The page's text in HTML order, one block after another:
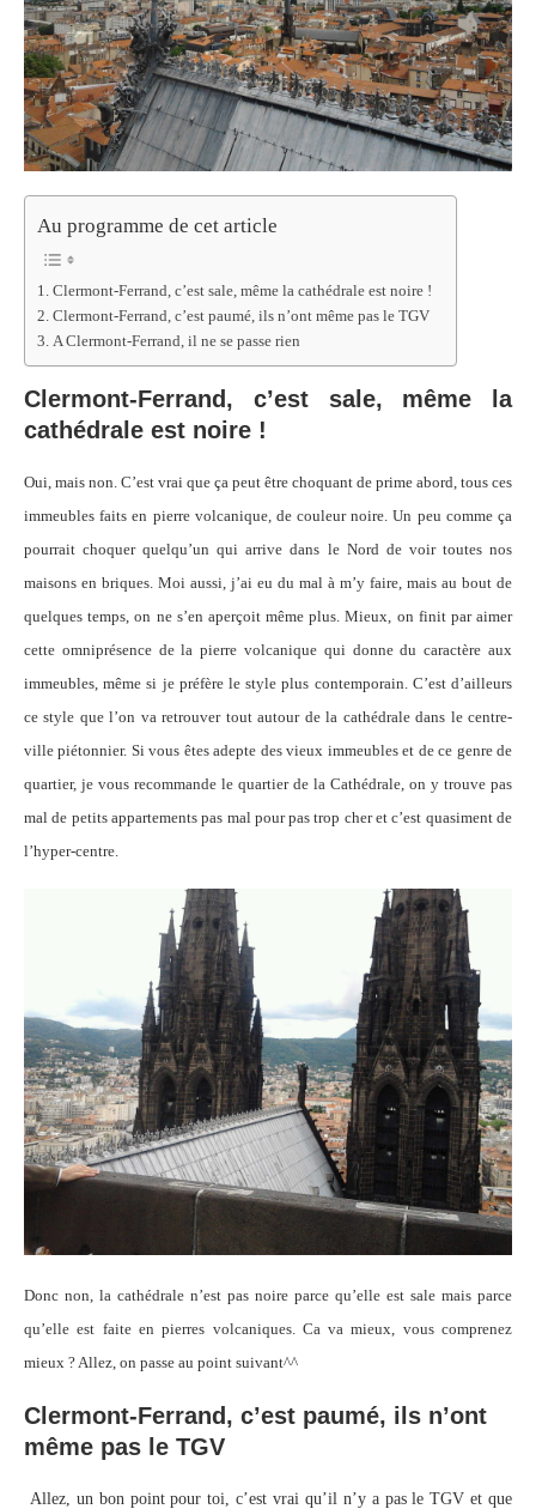
Au programme de cet article
Clermont-Ferrand, c’est sale, même la cathédrale est noire !
Clermont-Ferrand, c’est paumé, ils n’ont même pas le TGV
A Clermont-Ferrand, il ne se passe rien
Clermont-Ferrand, c’est sale, même la
cathédrale est noire !
Oui, mais non. C’est vrai que ça peut être choquant de prime abord, tous ces
immeubles faits en pierre volcanique, de couleur noire. Un peu comme ça
pourrait choquer quelqu’un qui arrive dans le Nord de voir toutes nos
maisons en briques. Moi aussi, j’ai eu du mal à m’y faire, mais au bout de
quelques temps, on ne s’en aperçoit même plus. Mieux, on finit par aimer
cette omniprésence de la pierre volcanique qui donne du caractère aux
immeubles, même si je préfère le style plus contemporain. C’est d’ailleurs
ce style que l’on va retrouver tout autour de la cathédrale dans le centre-
ville piétonnier. Si vous êtes adepte des vieux immeubles et de ce genre de
quartier, je vous recommande le quartier de la Cathédrale, on y trouve pas
mal de petits appartements pas mal pour pas trop cher et c’est quasiment de
l’hyper-centre.
Donc non, la cathédrale n’est pas noire parce qu’elle est sale mais parce
qu’elle est faite en pierres volcaniques. Ca va mieux, vous comprenez
mieux ? Allez, on passe au point suivant^^
Clermont-Ferrand, c’est paumé, ils n’ont
même pas le TGV
Allez, un bon point pour toi, c’est vrai qu’il n’y a pas le TGV et que